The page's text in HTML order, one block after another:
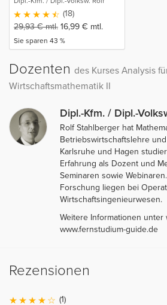
Stahlberger
(18)
29,93€mtl. 16,99 € mtl.
Sie sparen 43 %
Dozenten des Kurses Analysis
Wirtschaftsmathematik II
Dipl.-Kfm. / Dipl.-
Rolf Stahlberger hat
Betriebswirtschaftslehre
Karlsruhe und Hagen
Erfahrung als Dozent und
Seminaren sowie
Forschung liegen bei
Wirtschaftsingenieurwesen.
Weitere Informationen unter
www.fernstudium-guide.de
Rezensionen
(1)